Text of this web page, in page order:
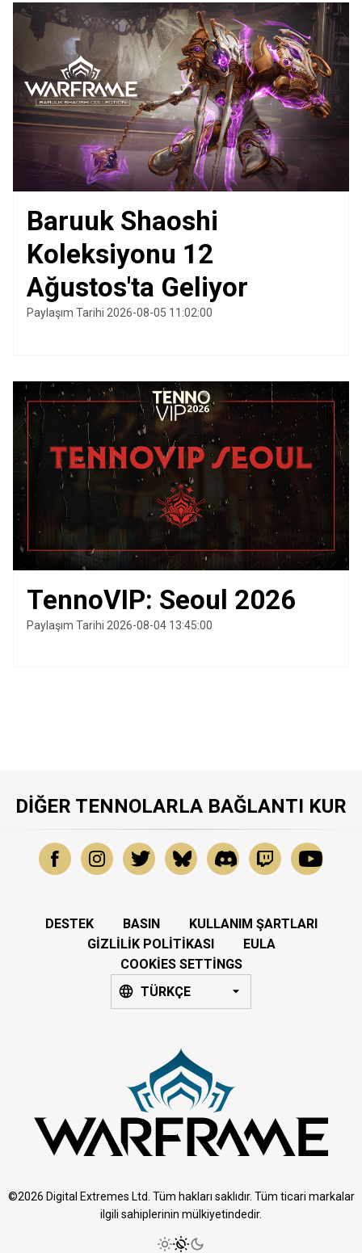
Baruuk Shaoshi
Koleksiyonu 12
Ağustos'ta Geliyor
Paylaşım Tarihi 2026-08-05 11:02:00
TennoVIP: Seoul 2026
Paylaşım Tarihi 2026-08-04 13:45:00
DIĞER TENNOLARLA BAĞLANTI KUR
DESTEK BASIN
KULLANIM ŞARTLARI
GIZLILIK POLITIKASI
EULA
COOKIES SETTINGS
TÜRKÇE
©2026 Digital Extremes Ltd. Tüm hakları saklıdır. Tüm ticari markalar
ilgili sahiplerinin mülkiyetindedir.